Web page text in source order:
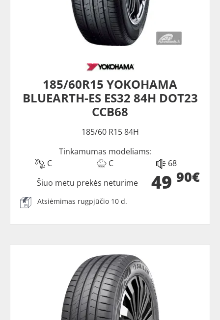
185/60R15 YOKOHAMA
BLUEARTH-ES ES32 84H DOT23
CCB68
185/60 R15 84H
Tinkamumas modeliams:
C
C 68
49 90€
Šiuo metu prekės neturime
Atsiėmimas rugpjūčio 10 d.